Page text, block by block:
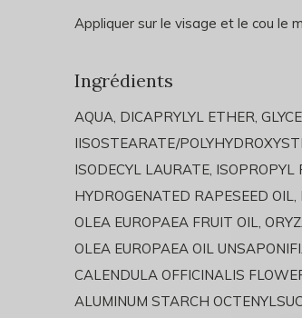
Appliquer sur le visage et le cou le
Ingrédients
AQUA, DICAPRYLYL ETHER,
IISOSTEARATE/
ISODECYL LAURATE,
HYDROGENATED RAPESEED
OLEA EUROPAEA FRUIT OIL,
OLEA EUROPAEA OIL
CALENDULA OFFICINALIS
ALUMINUM STARCH